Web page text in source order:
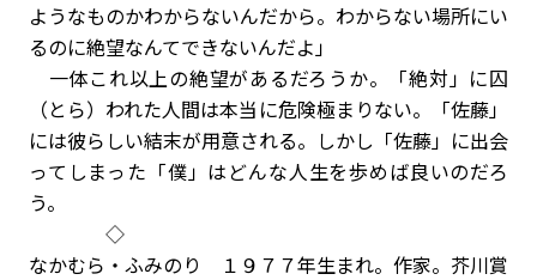
ようなものかわからないんだから。わからない場所にい
るのに絶望なんてできないんだよ」
一体これ以上の絶望があるだろうか。「絶対」に囚
（とら）われた人間は本当に危険極まりない。「佐藤」
には彼らしい結末が用意される。しかし「佐藤」に出会
ってしまった「僕」はどんな人生を歩めば良いのだろ
う。
◇
なかむら・ふみのり １９７７年生まれ。作家。芥川賞